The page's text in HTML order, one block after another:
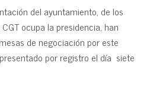
del ayuntamiento, de los
ocupa la presidencia, han
de negociación por este
por registro el día siete